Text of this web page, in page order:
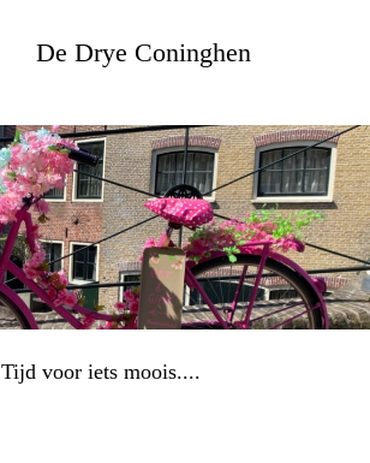
De Drye Coninghen
Tijd voor iets moois....